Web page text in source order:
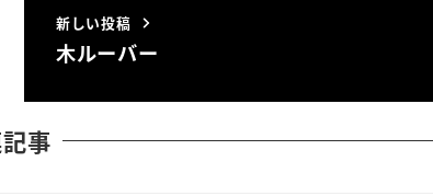
新しい投稿
木ルーバー
事